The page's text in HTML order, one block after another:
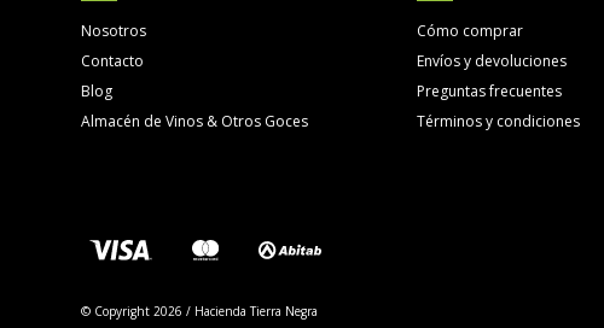
Nosotros
Contacto
Blog
Almacén de Vinos & Otros Goces
Cómo comprar
Envíos y devoluciones
Preguntas frecuentes
Términos y condiciones
© Copyright 2026 / Hacienda Tierra Negra